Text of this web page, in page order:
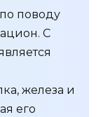
поводу
С
железа и
его